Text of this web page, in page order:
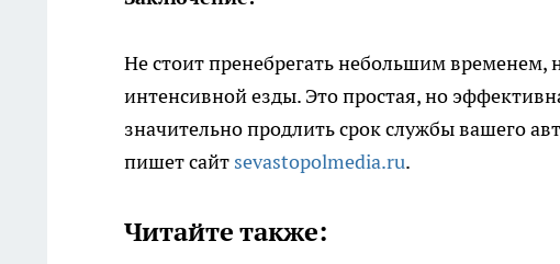
Не стоит пренебрегать небольшим
интенсивной езды. Это простая, но
значительно продлить срок службы вашего
пишет сайт sevastopolmedia.ru.
Читайте также: